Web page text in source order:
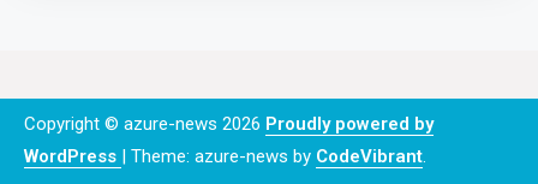
Copyright © azure-news 2026 Proudly powered by
WordPress
Theme: azure-news by CodeVibrant.